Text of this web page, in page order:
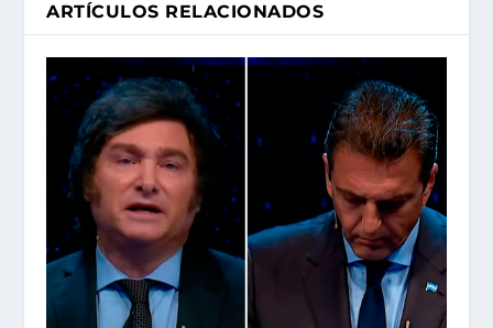
ARTÍCULOS RELACIONADOS